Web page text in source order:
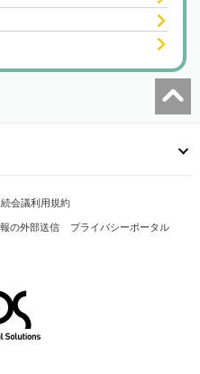
会議利用規約
の外部送信 プライバシーポータル